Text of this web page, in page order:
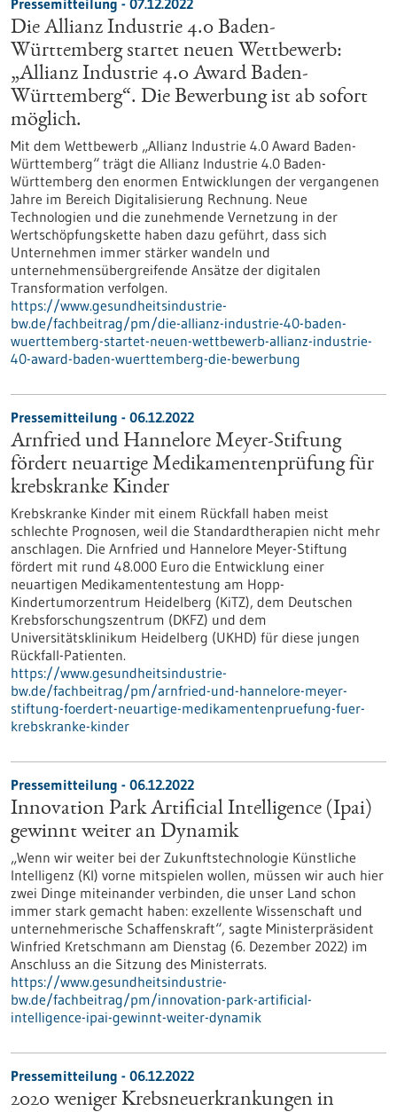
Pressemitteilung - 07.12.2022
Die Allianz Industrie 4.0 Baden-
Württemberg startet neuen Wettbewerb:
„Allianz Industrie 4.0 Award Baden-
Württemberg“. Die Bewerbung ist ab sofort
möglich.
Mit dem Wettbewerb „Allianz Industrie 4.0 Award Baden-
Württemberg“ trägt die Allianz Industrie 4.0 Baden-
Württemberg den enormen Entwicklungen der vergangenen
Jahre im Bereich Digitalisierung Rechnung. Neue
Technologien und die zunehmende Vernetzung in der
Wertschöpfungskette haben dazu geführt, dass sich
Unternehmen immer stärker wandeln und
unternehmensübergreifende Ansätze der digitalen
Transformation verfolgen.
https://www.gesundheitsindustrie-
bw.de/fachbeitrag/pm/die-allianz-industrie-40-baden-
wuerttemberg-startet-neuen-wettbewerb-allianz-industrie-
40-award-baden-wuerttemberg-die-bewerbung
Pressemitteilung - 06.12.2022
Arnfried und Hannelore Meyer-Stiftung
fördert neuartige Medikamentenprüfung für
krebskranke Kinder
Krebskranke Kinder mit einem Rückfall haben meist
schlechte Prognosen, weil die Standardtherapien nicht mehr
anschlagen. Die Arnfried und Hannelore Meyer-Stiftung
fördert mit rund 48.000 Euro die Entwicklung einer
neuartigen Medikamententestung am Hopp-
Kindertumorzentrum Heidelberg (KiTZ), dem Deutschen
Krebsforschungszentrum (DKFZ) und dem
Universitätsklinikum Heidelberg (UKHD) für diese jungen
Rückfall-Patienten.
https://www.gesundheitsindustrie-
bw.de/fachbeitrag/pm/arnfried-und-hannelore-meyer-
stiftung-foerdert-neuartige-medikamentenpruefung-fuer-
krebskranke-kinder
Pressemitteilung - 06.12.2022
Innovation Park Artificial Intelligence (Ipai)
gewinnt weiter an Dynamik
„Wenn wir weiter bei der Zukunftstechnologie Künstliche
Intelligenz (KI) vorne mitspielen wollen, müssen wir auch hier
zwei Dinge miteinander verbinden, die unser Land schon
immer stark gemacht haben: exzellente Wissenschaft und
unternehmerische Schaffenskraft“, sagte Ministerpräsident
Winfried Kretschmann am Dienstag (6. Dezember 2022) im
Anschluss an die Sitzung des Ministerrats.
https://www.gesundheitsindustrie-
bw.de/fachbeitrag/pm/innovation-park-artificial-
intelligence-ipai-gewinnt-weiter-dynamik
Pressemitteilung - 06.12.2022
2020 weniger Krebsneuerkrankungen in